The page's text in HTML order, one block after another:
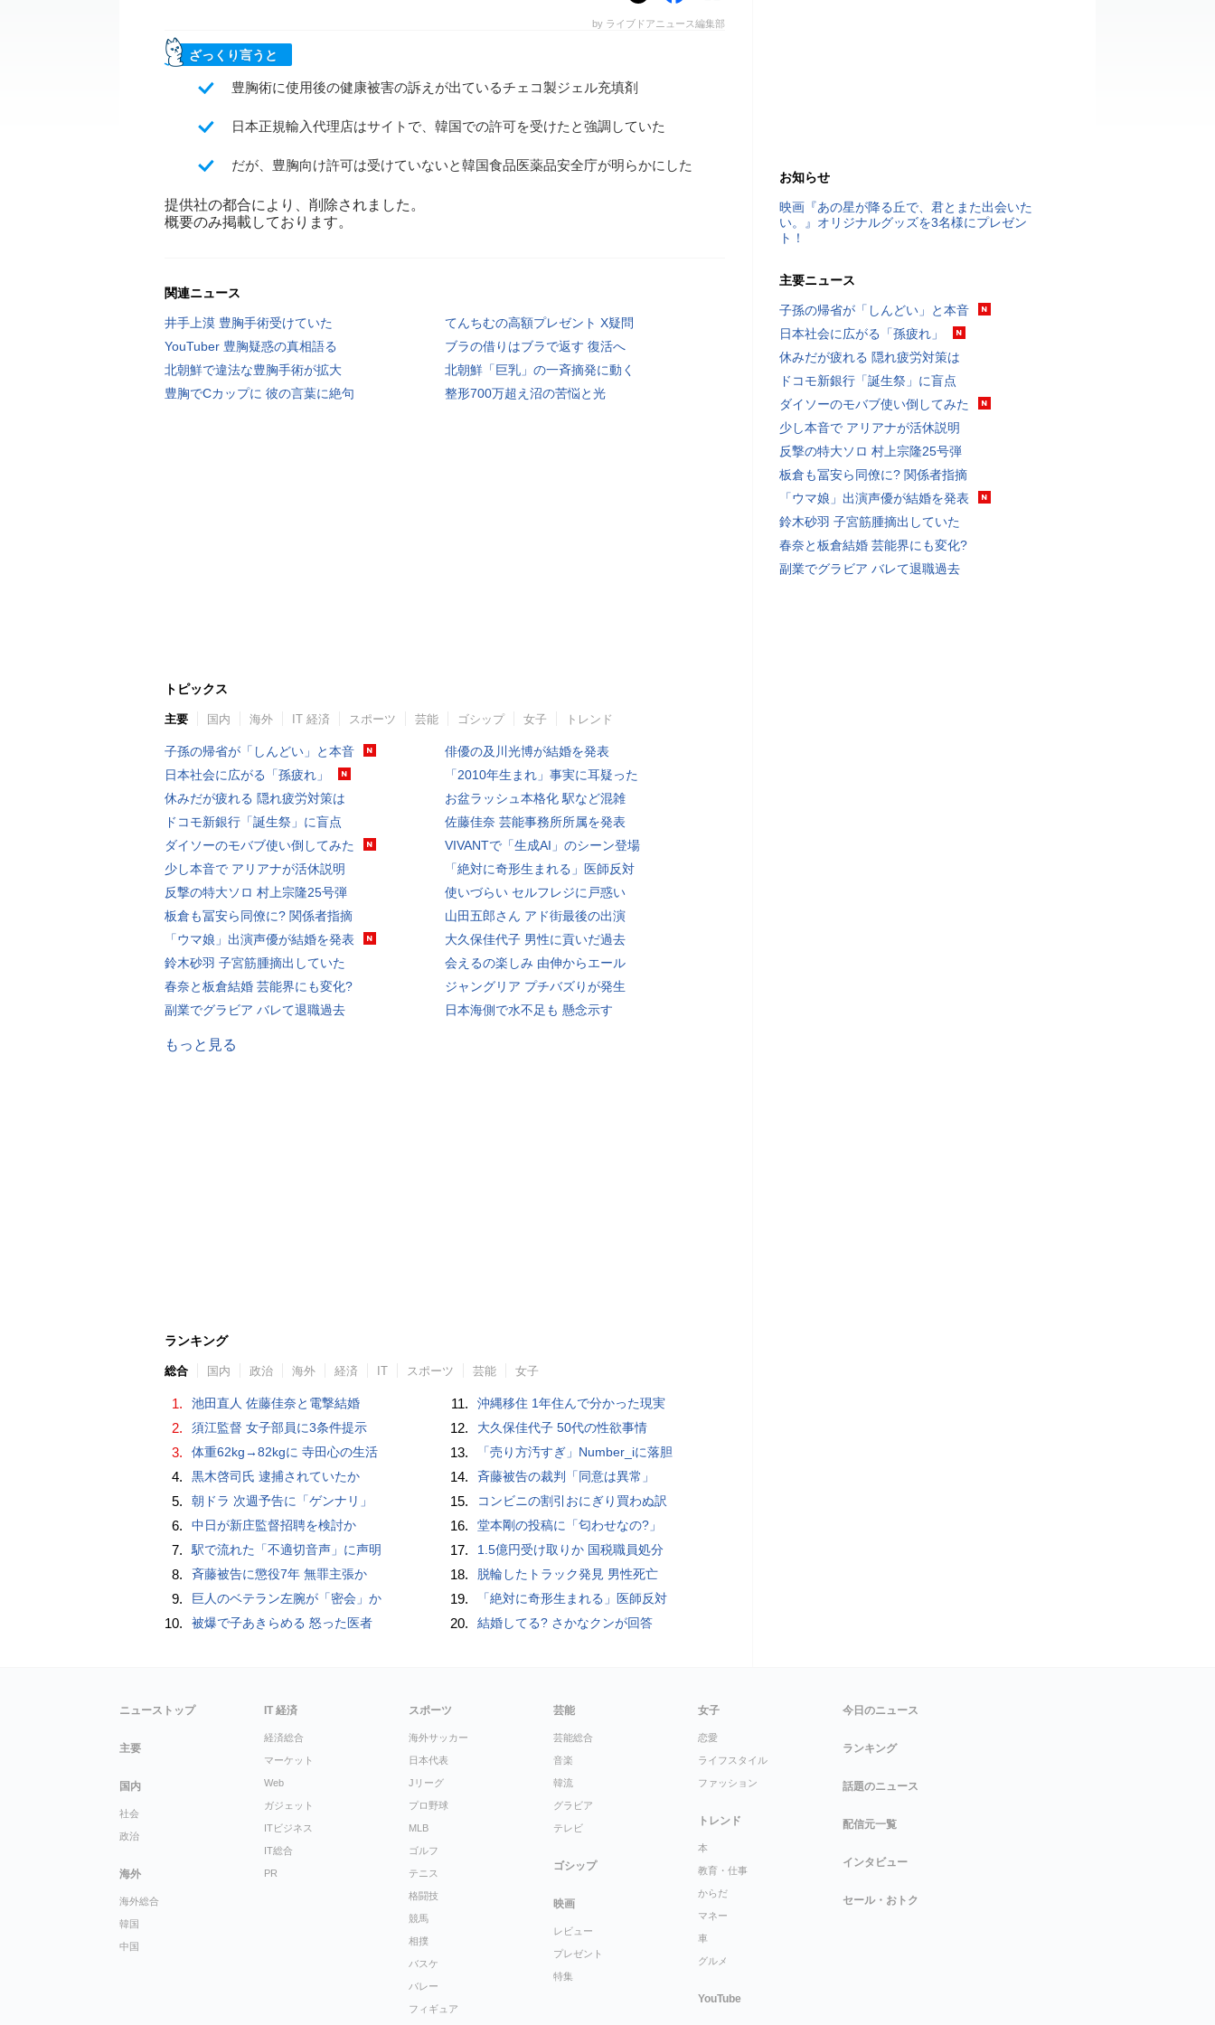
by ライブドアニュース編集部
ざっくり言うと
豊胸術に使用後の健康被害の訴えが出ているチェコ製ジェル充填剤
日本正規輸入代理店はサイトで、韓国での許可を受けたと強調していた
だが、豊胸向け許可は受けていないと韓国食品医薬品安全庁が明らかにした
提供社の都合により、削除されました。
概要のみ掲載しております。
関連ニュース
井手上漠 豊胸手術受けていた
てんちむの高額プレゼント X疑問
YouTuber 豊胸疑惑の真相語る
ブラの借りはブラで返す 復活へ
北朝鮮で違法な豊胸手術が拡大
北朝鮮「巨乳」の一斉摘発に動く
豊胸でCカップに 彼の言葉に絶句
整形700万超え沼の苦悩と光
トピックス
主要 国内 海外 IT 経済 スポーツ 芸能 ゴシップ 女子 トレンド
子孫の帰省が「しんどい」と本音
日本社会に広がる「孫疲れ」
休みだが疲れる 隠れ疲労対策は
ドコモ新銀行「誕生祭」に盲点
ダイソーのモバブ使い倒してみた
少し本音で アリアナが活休説明
反撃の特大ソロ 村上宗隆25号弾
板倉も冨安ら同僚に? 関係者指摘
「ウマ娘」出演声優が結婚を発表
鈴木砂羽 子宮筋腫摘出していた
春奈と板倉結婚 芸能界にも変化?
副業でグラビア バレて退職過去
俳優の及川光博が結婚を発表
「2010年生まれ」事実に耳疑った
お盆ラッシュ本格化 駅など混雑
佐藤佳奈 芸能事務所所属を発表
VIVANTで「生成AI」のシーン登場
「絶対に奇形生まれる」医師反対
使いづらい セルフレジに戸惑い
山田五郎さん アド街最後の出演
大久保佳代子 男性に貢いだ過去
会えるの楽しみ 由伸からエール
ジャングリア プチバズりが発生
日本海側で水不足も 懸念示す
もっと見る
ランキング
総合 国内 政治 海外 経済 IT スポーツ 芸能 女子
1. 池田直人 佐藤佳奈と電撃結婚
2. 須江監督 女子部員に3条件提示
3. 体重62kg→82kgに 寺田心の生活
4. 黒木啓司氏 逮捕されていたか
5. 朝ドラ 次週予告に「ゲンナリ」
6. 中日が新庄監督招聘を検討か
7. 駅で流れた「不適切音声」に声明
8. 斉藤被告に懲役7年 無罪主張か
9. 巨人のベテラン左腕が「密会」か
10. 被爆で子あきらめる 怒った医者
11. 沖縄移住 1年住んで分かった現実
12. 大久保佳代子 50代の性欲事情
13. 「売り方汚すぎ」Number_iに落胆
14. 斉藤被告の裁判「同意は異常」
15. コンビニの割引おにぎり買わぬ訳
16. 堂本剛の投稿に「匂わせなの?」
17. 1.5億円受け取りか 国税職員処分
18. 脱輪したトラック発見 男性死亡
19. 「絶対に奇形生まれる」医師反対
20. 結婚してる? さかなクンが回答
お知らせ
映画『あの星が降る丘で、君とまた出会いた
い。』オリジナルグッズを3名様にプレゼン
ト！
主要ニュース
子孫の帰省が「しんどい」と本音
日本社会に広がる「孫疲れ」
休みだが疲れる 隠れ疲労対策は
ドコモ新銀行「誕生祭」に盲点
ダイソーのモバブ使い倒してみた
少し本音で アリアナが活休説明
反撃の特大ソロ 村上宗隆25号弾
板倉も冨安ら同僚に? 関係者指摘
「ウマ娘」出演声優が結婚を発表
鈴木砂羽 子宮筋腫摘出していた
春奈と板倉結婚 芸能界にも変化?
副業でグラビア バレて退職過去
ニューストップ
主要
国内
社会
政治
海外
海外総合
韓国
中国
IT 経済
経済総合
マーケット
Web
ガジェット
ITビジネス
IT総合
PR
スポーツ
海外サッカー
日本代表
Jリーグ
プロ野球
MLB
ゴルフ
テニス
格闘技
競馬
相撲
バスケ
バレー
フィギュア
芸能
芸能総合
音楽
韓流
グラビア
テレビ
ゴシップ
映画
レビュー
プレゼント
特集
女子
恋愛
ライフスタイル
ファッション
トレンド
本
教育・仕事
からだ
マネー
車
グルメ
YouTube
今日のニュース
ランキング
話題のニュース
配信元一覧
インタビュー
セール・おトク